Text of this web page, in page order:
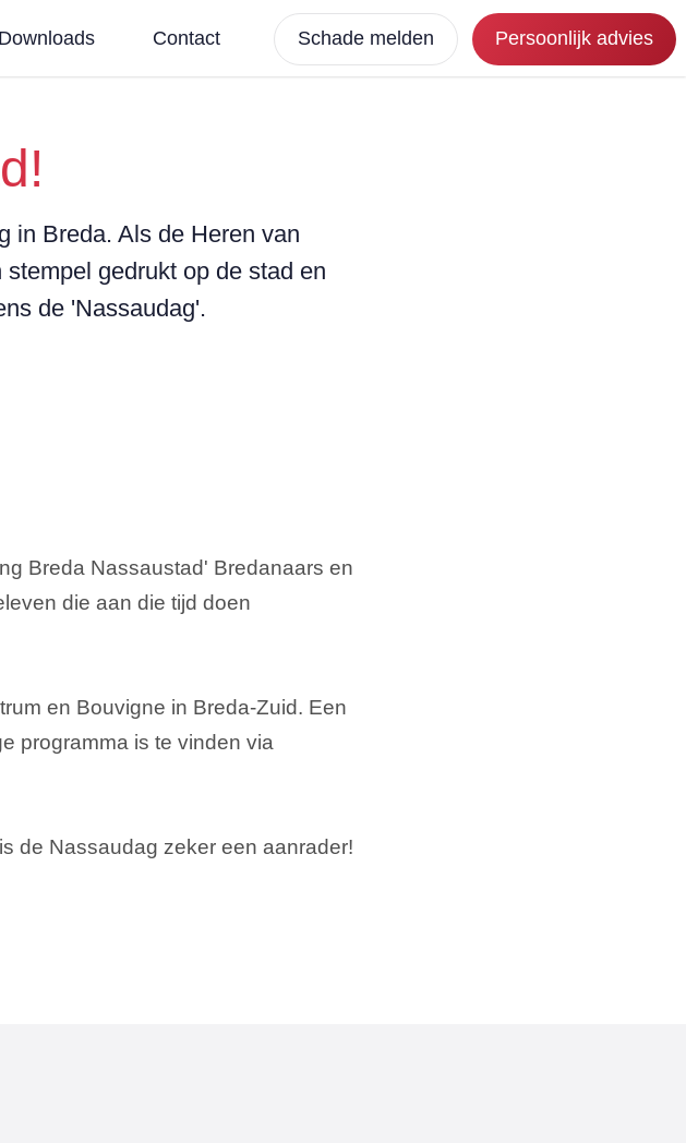
Downloads Contact Schade melden Persoonlijk advies
in Breda. Als de Heren van
gedrukt op de stad en
de 'Nassaudag'.
Breda Nassaustad' Bredanaars en
die aan die tijd doen
en Bouvigne in Breda-Zuid. Een
programma is te vinden via
de Nassaudag zeker een aanrader!